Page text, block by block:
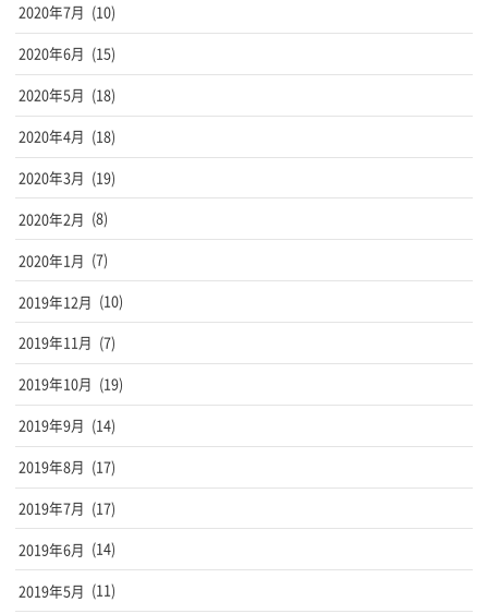
2020年7月 (10)
2020年6月 (15)
2020年5月 (18)
2020年4月 (18)
2020年3月 (19)
2020年2月 (8)
2020年1月 (7)
2019年12月 (10)
2019年11月 (7)
2019年10月 (19)
2019年9月 (14)
2019年8月 (17)
2019年7月 (17)
2019年6月 (14)
2019年5月 (11)